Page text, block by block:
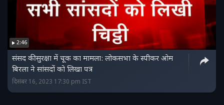
2:46
संसद की सुरक्षा में चूक का मामला: लोकसभा के स्पीकर ओम
बिरला ने सांसदों को लिखा पत्र
दिसंबर 16, 2023 17:30 pm IST